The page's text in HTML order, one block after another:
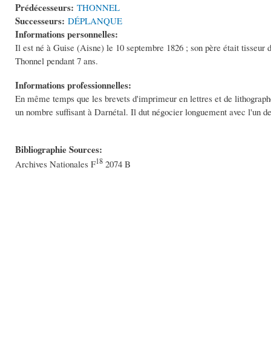
Prédécesseurs: THONNEL
Successeurs: DÉPLANQUE
Informations personnelles:
Il est né à Guise (Aisne) le 10 septembre 1826 ; son père était
Thonnel pendant 7 ans.
Informations professionnelles:
En même temps que les brevets d'imprimeur en lettres et de
un nombre suffisant à Darnétal. Il dut négocier longuement avec l'un
Bibliographie Sources:
Archives Nationales F18 2074 B